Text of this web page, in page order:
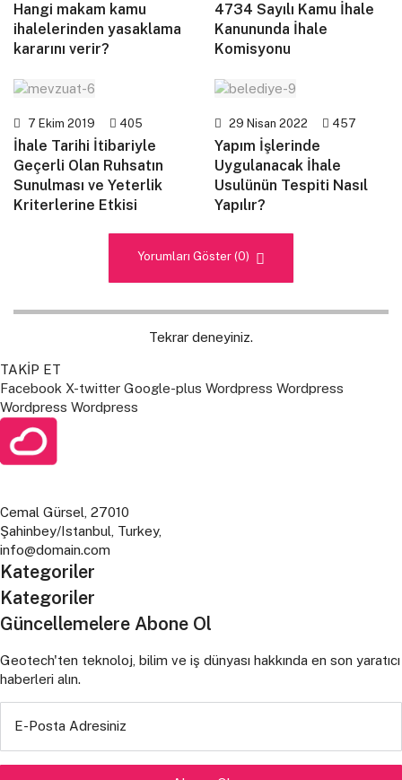
Hangi makam kamu
ihalelerinden yasaklama
kararını verir?
4734 Sayılı Kamu İhale
Kanununda İhale
Komisyonu
7 Ekim 2019 405
İhale Tarihi İtibariyle
Geçerli Olan Ruhsatın
Sunulması ve Yeterlik
Kriterlerine Etkisi
29 Nisan 2022 457
Yapım İşlerinde
Uygulanacak İhale
Usulünün Tespiti Nasıl
Yapılır?
Yorumları Göster (0)
Tekrar deneyiniz.
TAKİP ET
Facebook X-twitter Google-plus Wordpress Wordpress
Wordpress Wordpress
Cemal Gürsel, 27010
Şahinbey/Istanbul, Turkey,
info@domain.com
Kategoriler
Kategoriler
Güncellemelere Abone Ol
Geotech'ten teknoloj, bilim ve iş dünyası hakkında en son yaratıcı
haberleri alın.
E-Posta Adresiniz